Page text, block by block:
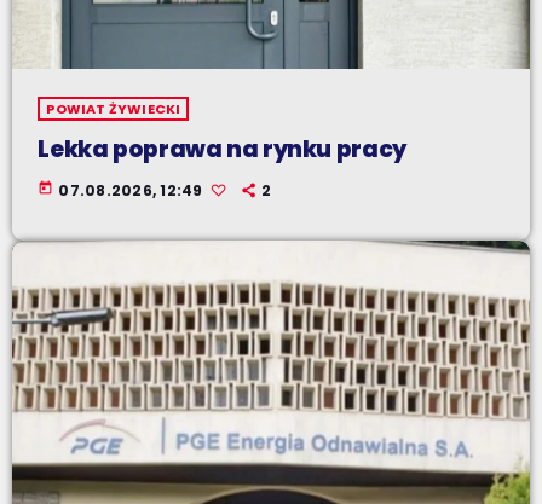
POWIAT ŻYWIECKI
Lekka poprawa na rynku pracy
today 07.08.2026, 12:49 2